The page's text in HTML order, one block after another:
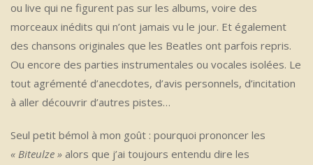
ou live qui ne figurent pas sur les albums, voire des
morceaux inédits qui n’ont jamais vu le jour. Et également
des chansons originales que les Beatles ont parfois repris.
Ou encore des parties instrumentales ou vocales isolées. Le
tout agrémenté d’anecdotes, d’avis personnels, d’incitation
à aller découvrir d’autres pistes…
Seul petit bémol à mon goût : pourquoi prononcer les
« Biteulze » alors que j’ai toujours entendu dire les